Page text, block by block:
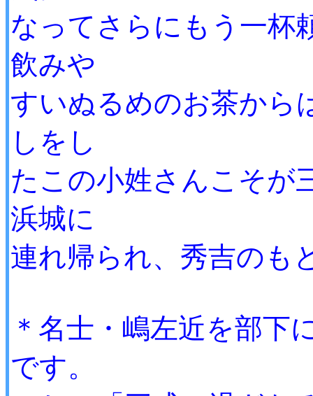
なってさらにもう一
飲みや
すいぬるめのお茶から
しをし
たこの小姓さんこそ
浜城に
連れ帰られ、秀吉のも
＊名士・嶋左近を部
です。